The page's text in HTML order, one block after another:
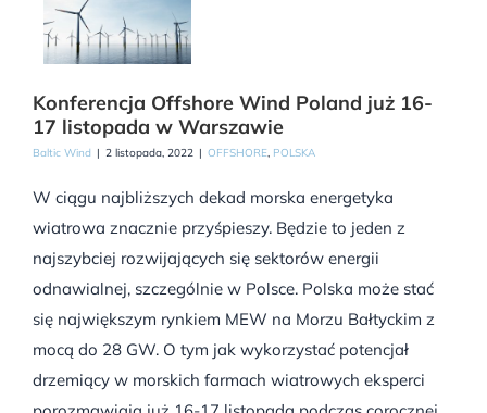
Konferencja Offshore Wind Poland już 16-
17 listopada w Warszawie
Baltic Wind | 2 listopada, 2022 | OFFSHORE, POLSKA
W ciągu najbliższych dekad morska energetyka
wiatrowa znacznie przyśpieszy. Będzie to jeden z
najszybciej rozwijających się sektorów energii
odnawialnej, szczególnie w Polsce. Polska może stać
się największym rynkiem MEW na Morzu Bałtyckim z
mocą do 28 GW. O tym jak wykorzystać potencjał
drzemiący w morskich farmach wiatrowych eksperci